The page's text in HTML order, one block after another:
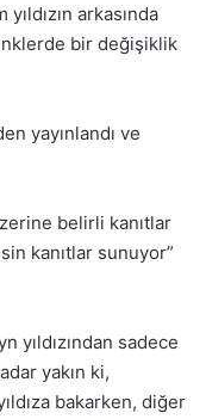
arkasında
bir değişiklik
yayınlandı ve
belirli kanıtlar
kanıtlar sunuyor”
yıldızından sadece
yakın ki,
bakarken, diğer